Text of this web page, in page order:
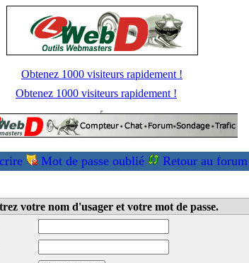
Obtenez 1000 visiteurs rapidement !
Obtenez 1000 visiteurs rapidement !
Mot de passe oublié Retour au forum
votre nom d'usager et votre mot de passe.